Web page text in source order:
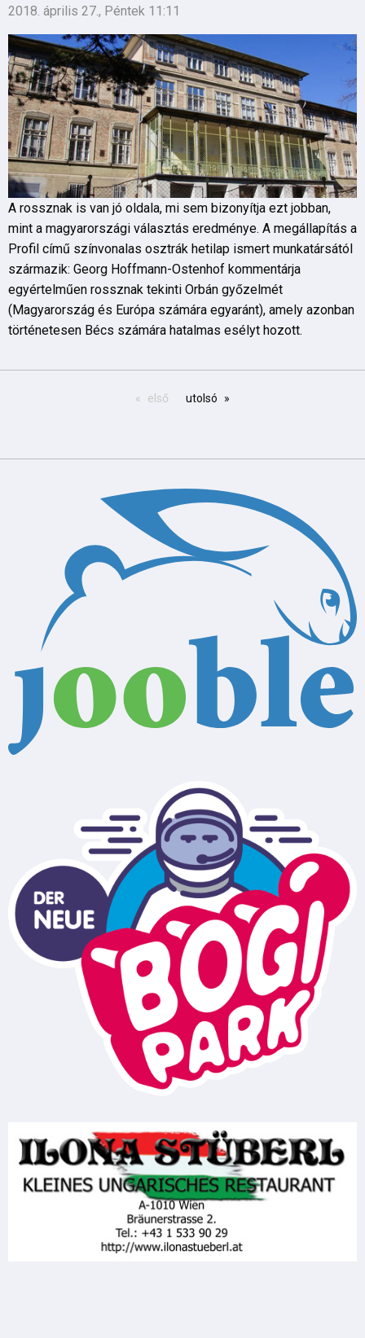
2018. április 27., Péntek 11:11
A rossznak is van jó oldala, mi sem bizonyítja ezt jobban,
mint a magyarországi választás eredménye. A megállapítás a
Profil című színvonalas osztrák hetilap ismert munkatársától
származik: Georg Hoffmann-Ostenhof kommentárja
egyértelműen rossznak tekinti Orbán győzelmét
(Magyarország és Európa számára egyaránt), amely azonban
történetesen Bécs számára hatalmas esélyt hozott.
első utolsó